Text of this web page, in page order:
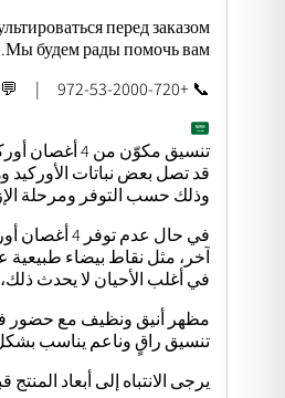
перед заказом?
Мы будем рады помочь вам.
📞 +972-53-2000-720 | 💬 WhatsApp: +972-53-2000-730
تنسيق مكوّن من 4 أغصان أوركيد بنفسجي 💜
قد تصل بعض نباتات الأوركيد
وذلك حسب التوفر ومرحلة
في حال
آخر، مثل نقاط بيضاء طبيعية
في أغلب الأحيان لا يحدث
مظهر أنيق ونظيف مع حضور
تنسيق راقٍ وناعم يناسب بشكل
يرجى الانتباه إلى أبعاد